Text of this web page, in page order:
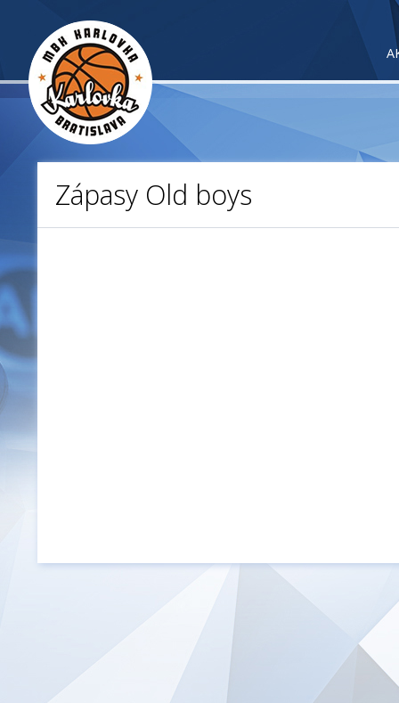
Zápasy Old boys